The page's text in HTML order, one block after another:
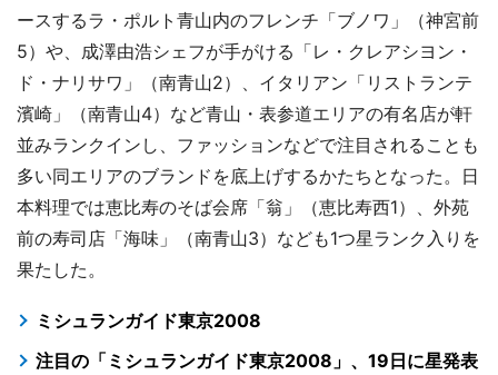
ースするラ・ポルト青山内のフレンチ「ブノワ」（神宮前
5）や、成澤由浩シェフが手がける「レ・クレアシヨン・
ド・ナリサワ」（南青山2）、イタリアン「リストランテ
濱崎」（南青山4）など青山・表参道エリアの有名店が軒
並みランクインし、ファッションなどで注目されることも
多い同エリアのブランドを底上げするかたちとなった。日
本料理では恵比寿のそば会席「翁」（恵比寿西1）、外苑
前の寿司店「海味」（南青山3）なども1つ星ランク入りを
果たした。
ミシュランガイド東京2008
注目の「ミシュランガイド東京2008」、19日に星発表